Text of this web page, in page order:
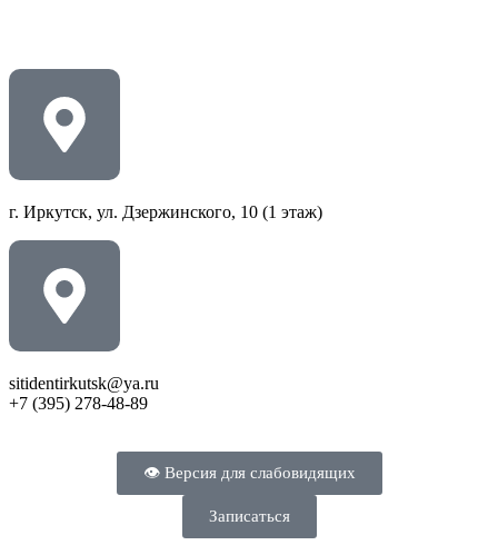
г. Иркутск, ул. Дзержинского, 10 (1 этаж)
sitidentirkutsk@ya.ru
+7 (395) 278-48-89
👁 Версия для слабовидящих
Записаться